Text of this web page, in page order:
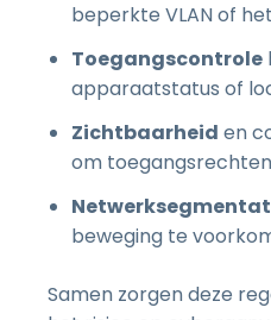
beperkte VLAN of
Toegangscontrole
apparaatstatus of
Zichtbaarheid en
om
beweging te
Samen zorgen deze